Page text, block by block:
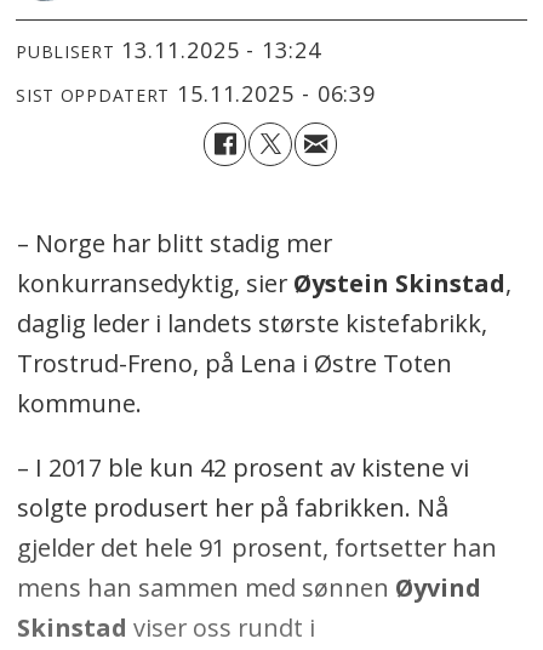
PUBLISERT 13.11.2025 - 13:24
SIST OPPDATERT 15.11.2025 - 06:39
– Norge har blitt stadig mer
konkurransedyktig, sier Øystein Skinstad,
daglig leder i landets største kistefabrikk,
Trostrud-Freno, på Lena i Østre Toten
kommune.
– I 2017 ble kun 42 prosent av kistene vi
solgte produsert her på fabrikken. Nå
gjelder det hele 91 prosent, fortsetter han
mens han sammen med sønnen Øyvind
Skinstad viser oss rundt i